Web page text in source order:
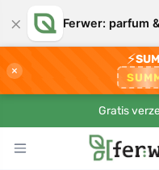
× Ferwer: parfum
×
⚡
Gratis